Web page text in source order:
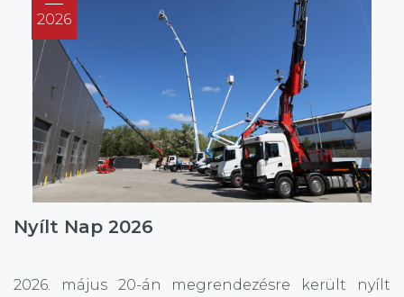
Nyílt Nap 2026
2026
2026. május 20-án megrendezésre került nyílt